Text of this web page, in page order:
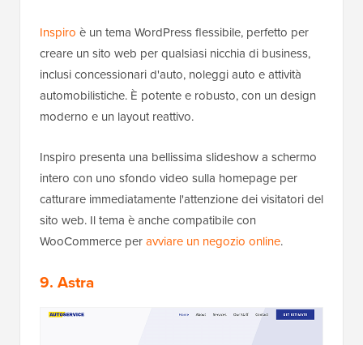
Inspiro è un tema WordPress flessibile, perfetto per
creare un sito web per qualsiasi nicchia di business,
inclusi concessionari d'auto, noleggi auto e attività
automobilistiche. È potente e robusto, con un design
moderno e un layout reattivo.
Inspiro presenta una bellissima slideshow a schermo
intero con uno sfondo video sulla homepage per
catturare immediatamente l'attenzione dei visitatori del
sito web. Il tema è anche compatibile con
WooCommerce peravviare un negozio online.
9. Astra